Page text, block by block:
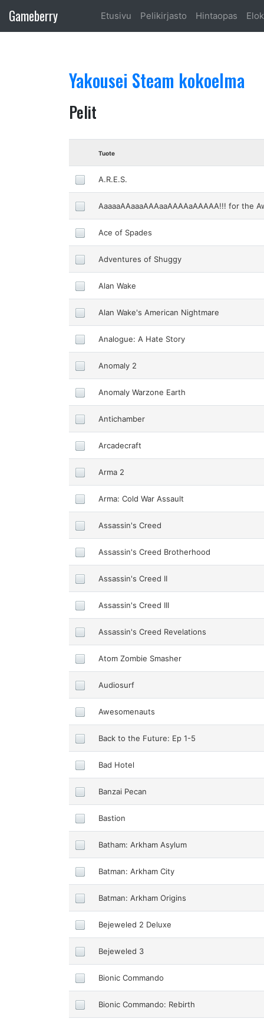
Gameberry Etusivu Pelikirjasto Hintaopas
Yakousei Steam kokoelma
Pelit
Tuote
A.R.E.S.
AaaaaAAaaaAAAaaAAAAaAAAAA!!! for the
Ace of Spades
Adventures of Shuggy
Alan Wake
Alan Wake's American Nightmare
Analogue: A Hate Story
Anomaly 2
Anomaly Warzone Earth
Antichamber
Arcadecraft
Arma 2
Arma: Cold War Assault
Assassin's Creed
Assassin's Creed Brotherhood
Assassin's Creed II
Assassin's Creed III
Assassin's Creed Revelations
Atom Zombie Smasher
Audiosurf
Awesomenauts
Back to the Future: Ep 1-5
Bad Hotel
Banzai Pecan
Bastion
Batham: Arkham Asylum
Batman: Arkham City
Batman: Arkham Origins
Bejeweled 2 Deluxe
Bejeweled 3
Bionic Commando
Bionic Commando: Rebirth